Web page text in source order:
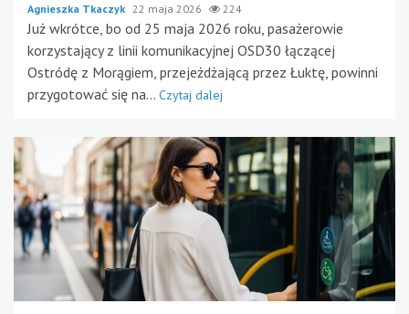
Agnieszka Tkaczyk 22 maja 2026 224
Już wkrótce, bo od 25 maja 2026 roku, pasażerowie
korzystający z linii komunikacyjnej OSD30 łączącej
Ostródę z Morągiem, przejeżdżającą przez Łuktę, powinni
przygotować się na... Czytaj dalej